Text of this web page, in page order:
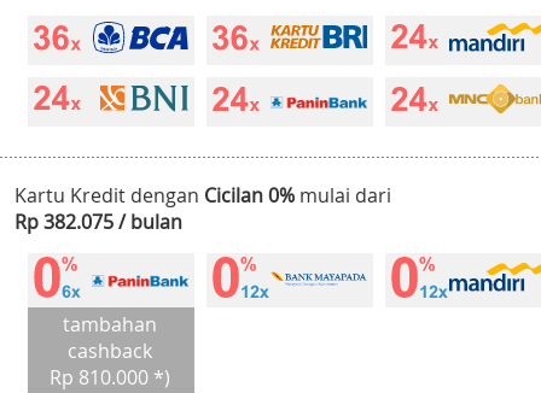
Kartu Kredit dengan Cicilan 0% mulai dari
Rp 382.075 / bulan
tambahan
cashback
Rp 810.000 *)